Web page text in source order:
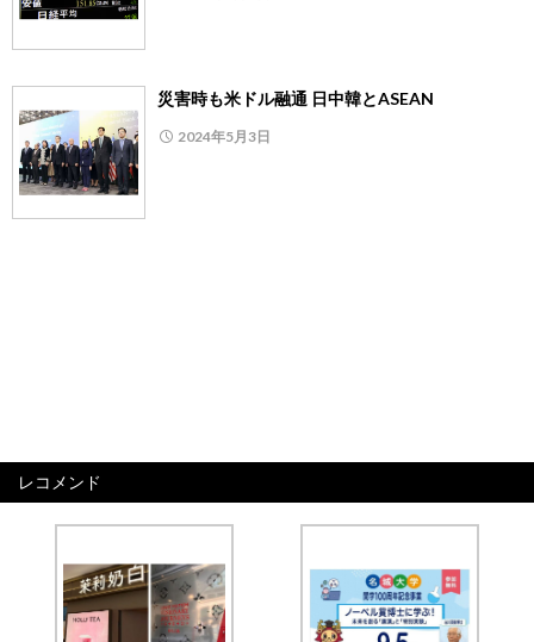
災害時も米ドル融通 日中韓とASEAN
2024年5月3日
レコメンド